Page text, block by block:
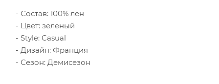
Состав: 100% лен
Цвет: зеленый
Style: Casual
Дизайн: Франция
Сезон: Демисезон